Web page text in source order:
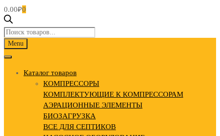
0.00₽0
Поиск
товаров
Skip
Menu
Каталог товаров
КОМПРЕССОРЫ
КОМПЛЕКТУЮЩИЕ К КОМПРЕССОРАМ
АЭРАЦИОННЫЕ ЭЛЕМЕНТЫ
БИОЗАГРУЗКА
ВСЕ ДЛЯ СЕПТИКОВ